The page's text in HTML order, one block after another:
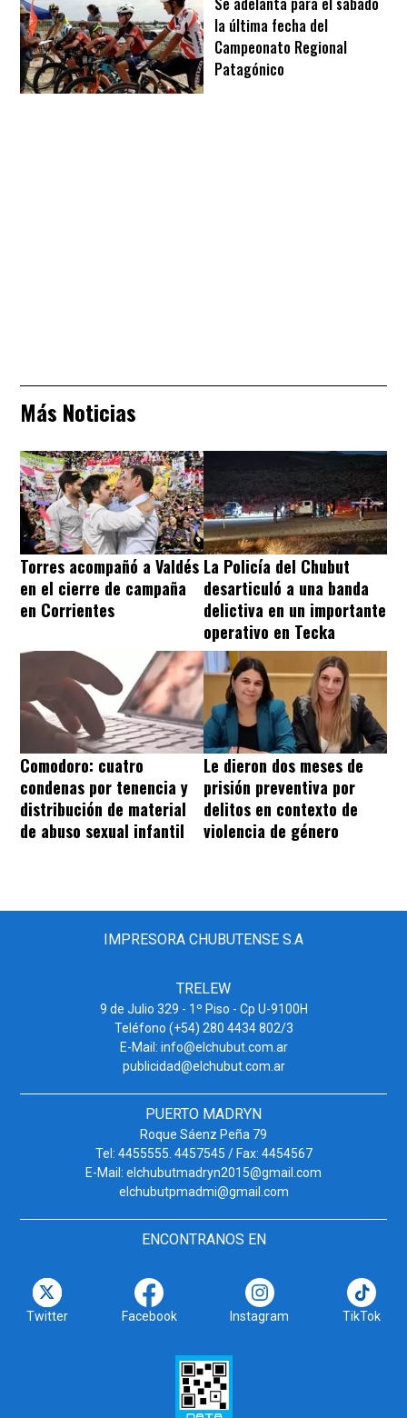
la última fecha del
Campeonato Regional
Patagónico
Más Noticias
Torres acompañó a Valdés
en el cierre de campaña
en Corrientes
La Policía del Chubut
desarticuló a una banda
delictiva en un importante
operativo en Tecka
Comodoro: cuatro
condenas por tenencia y
distribución de material
de abuso sexual infantil
Le dieron dos meses de
prisión preventiva por
delitos en contexto de
violencia de género
IMPRESORA CHUBUTENSE S.A
TRELEW
9 de Julio 329 - 1º Piso - Cp U-9100H
Teléfono (+54) 280 4434 802/3
E-Mail: info@elchubut.com.ar
publicidad@elchubut.com.ar
PUERTO MADRYN
Roque Sáenz Peña 79
Tel: 4455555. 4457545 / Fax: 4454567
E-Mail: elchubutmadryn2015@gmail.com
elchubutpmadmi@gmail.com
ENCONTRANOS EN
Twitter Facebook Instagram TikTok